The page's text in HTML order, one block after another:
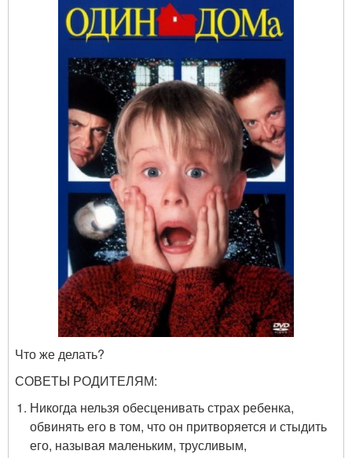
Что же делать?
СОВЕТЫ РОДИТЕЛЯМ:
Никогда нельзя обесценивать страх ребенка,
обвинять его в том, что он притворяется и стыдить
его, называя маленьким, трусливым,